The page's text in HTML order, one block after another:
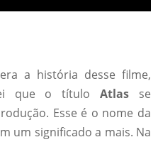
a história desse filme,
que o títuloAtlas se
Esse é o nome da
um significado a mais. Na